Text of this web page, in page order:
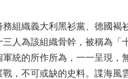
組織義大利黑衫黨、德國褐
人為該組織骨幹，被稱為「
統的所作所為，一一呈現，
，不可或缺的史料。諜海風